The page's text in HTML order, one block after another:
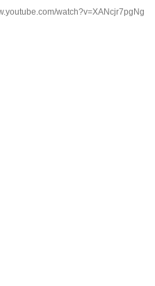
watch?v=XANcjr7pgNg